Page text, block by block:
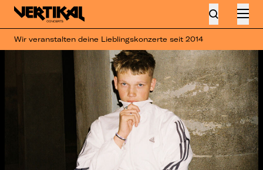
Wir veranstalten deine Lieblingskonzerte seit 2014